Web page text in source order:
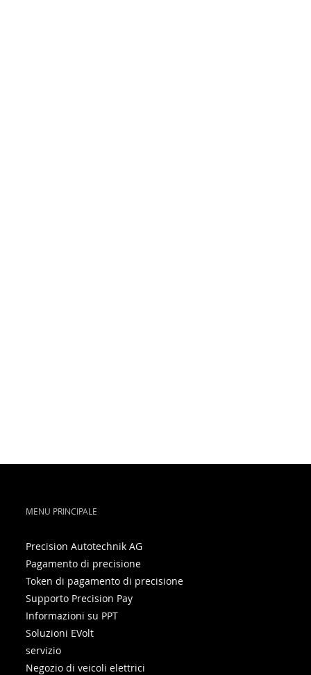
MENU PRINCIPALE
Precision Autotechnik AG
Pagamento di precisione
Token di pagamento di precisione
Supporto Precision Pay
Informazioni su PPT
Soluzioni EVolt
servizio
Negozio di veicoli elettrici